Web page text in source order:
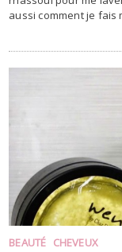
aussi comment je fais
BEAUTÉ CHEVEUX